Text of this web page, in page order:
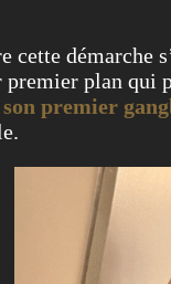
cette démarche
premier plan
son premier